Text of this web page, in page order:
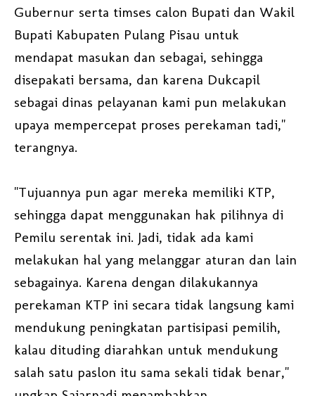
Gubernur serta timses calon Bupati dan Wakil
Bupati Kabupaten Pulang Pisau untuk
mendapat masukan dan sebagai, sehingga
disepakati bersama, dan karena Dukcapil
sebagai dinas pelayanan kami pun melakukan
upaya mempercepat proses perekaman tadi,"
terangnya.
"Tujuannya pun agar mereka memiliki KTP,
sehingga dapat menggunakan hak pilihnya di
Pemilu serentak ini. Jadi, tidak ada kami
melakukan hal yang melanggar aturan dan lain
sebagainya. Karena dengan dilakukannya
perekaman KTP ini secara tidak langsung kami
mendukung peningkatan partisipasi pemilih,
kalau dituding diarahkan untuk mendukung
salah satu paslon itu sama sekali tidak benar,"